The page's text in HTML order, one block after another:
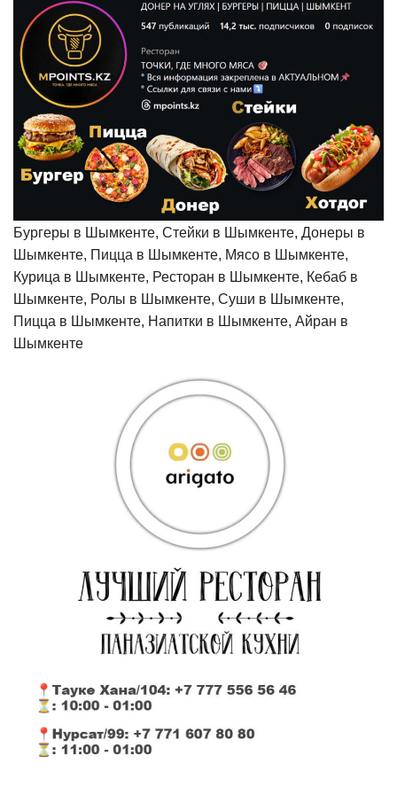
Бургеры в Шымкенте, Стейки в Шымкенте, Донеры в
Шымкенте, Пицца в Шымкенте, Мясо в Шымкенте,
Курица в Шымкенте, Ресторан в Шымкенте, Кебаб в
Шымкенте, Ролы в Шымкенте, Суши в Шымкенте,
Пицца в Шымкенте, Напитки в Шымкенте, Айран в
Шымкенте